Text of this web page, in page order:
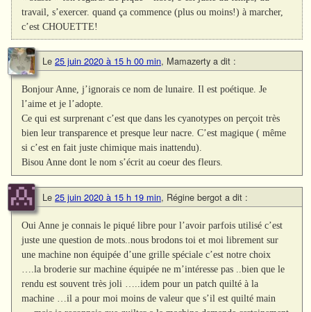
travail, s’exercer. quand ça commence (plus ou moins!) à marcher,
c’est CHOUETTE!
Le 25 juin 2020 à 15 h 00 min, Mamazerty a dit :
Bonjour Anne, j’ignorais ce nom de lunaire. Il est poétique. Je
l’aime et je l’adopte.
Ce qui est surprenant c’est que dans les cyanotypes on perçoit très
bien leur transparence et presque leur nacre. C’est magique ( même
si c’est en fait juste chimique mais inattendu).
Bisou Anne dont le nom s’écrit au coeur des fleurs.
Le 25 juin 2020 à 15 h 19 min, Régine bergot a dit :
Oui Anne je connais le piqué libre pour l’avoir parfois utilisé c’est
juste une question de mots..nous brodons toi et moi librement sur
une machine non équipée d’une grille spéciale c’est notre choix
….la broderie sur machine équipée ne m’intéresse pas ..bien que le
rendu est souvent très joli …..idem pour un patch quilté à la
machine …il a pour moi moins de valeur que s’il est quilté main